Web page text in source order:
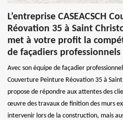
L’entreprise CASEACSCH
Réovation 35 à Saint
met à votre profit la
de façadiers professionnels
Avec son équipe de façadier
Couverture Peinture Réovation 35 à
propose de répondre aux attentes des
œuvre des travaux de finition des murs
intervenir lors de la construction, mais